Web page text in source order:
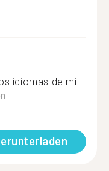
idiomas de mi